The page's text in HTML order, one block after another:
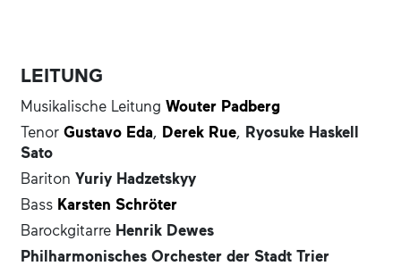
LEITUNG
Musikalische Leitung Wouter Padberg
Tenor Gustavo Eda, Derek Rue, Ryosuke Haskell
Sato
Bariton Yuriy Hadzetskyy
Bass Karsten Schröter
Barockgitarre Henrik Dewes
Philharmonisches Orchester der Stadt Trier